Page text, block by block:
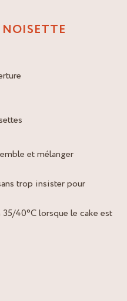
NOISETTE
et mélanger
trop insister pour
40°C lorsque le cake est